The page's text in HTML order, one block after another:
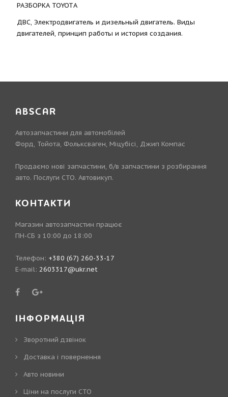
РАЗБОРКА TOYOTА
ДВС, Электродвигатель и дизельный двигатель. Виды
двигателей, принцип работы и история создания.
ABSCAR
Автозапчастини для автомобілей
Форд, Тойота, Фольксваген, Міцубісі, Джип Компас
Продаємо нові запчастини, б/в запчастини з розбирання
авто. Послуги СТО. Автовикуп.
КОНТАКТИ
Магазин автозапчастин працює
ПН-СБ з 10:00 до 18:00
Телефон: +380 (67) 260-33-17
E-mail: 2603317@ukr.net
ІНФОРМАЦІЯ
Зворотний дзвінок
Доставка і повернення
Авто новини
Ціни на послуги СТО